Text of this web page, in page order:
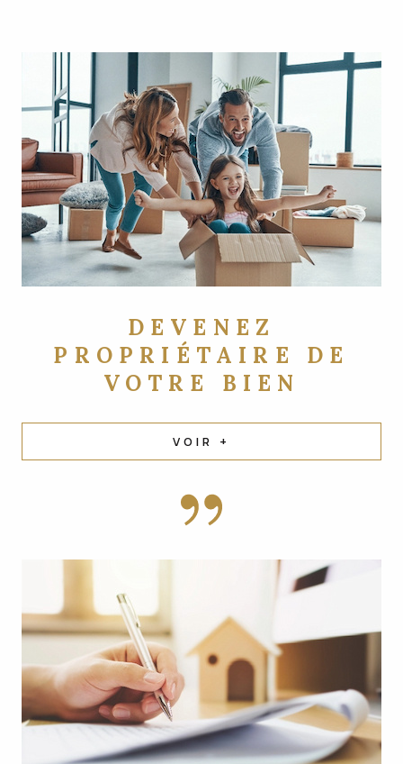
DEVENEZ
PROPRIÉTAIRE DE
VOTRE BIEN
VOIR +